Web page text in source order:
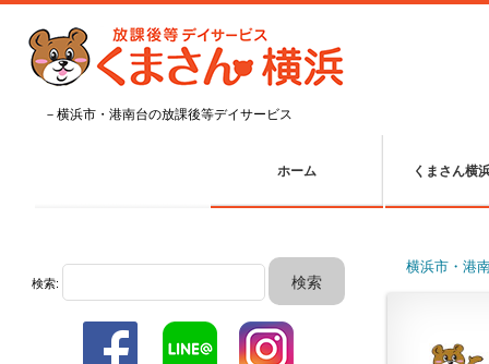
－横浜市・港南台の放課後等デイサービス
ホーム くまさん横
検索:
横浜市・港